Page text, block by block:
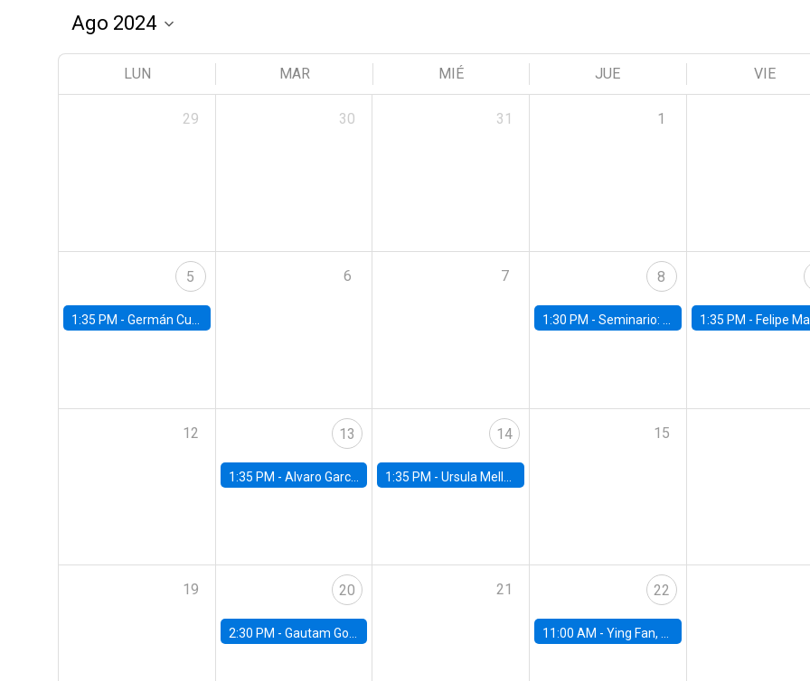
LUN MAR MIÉ JUE VIE
29 30 31 1
5
1:35 PM - Germán Cubas, University of Houston
6 7 8
1:30 PM -Seminario: “Recuperando la humanidad para progresar en la era de la IA» 1:35 PM - Felipe Martínez, alumno Doctorado en
12 13
1:35 PM - Alvaro Garcia-Marin, Universidad de Los Andes
14
1:35 PM -Ursula Mello, Insper - Institute of Education and Research
15
19 20
2:30 PM - Gautam Gowrisankaran, Columbia University
21 22
11:00 AM -Ying Fan, University of Michigan